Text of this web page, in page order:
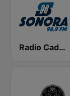
Radio Cadena Sonora